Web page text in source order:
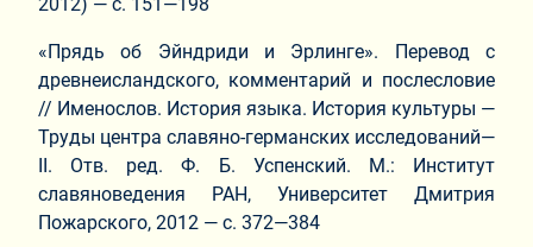
«Прядь об Эйндриди и Эрлинге». Перевод с
древнеисландского, комментарий и послесловие
// Именослов. История языка. История культуры —
Труды центра славяно-германских исследований—
II. Отв. ред. Ф. Б. Успенский. М.: Институт
славяноведения РАН, Университет Дмитрия
Пожарского, 2012 — с. 372—384